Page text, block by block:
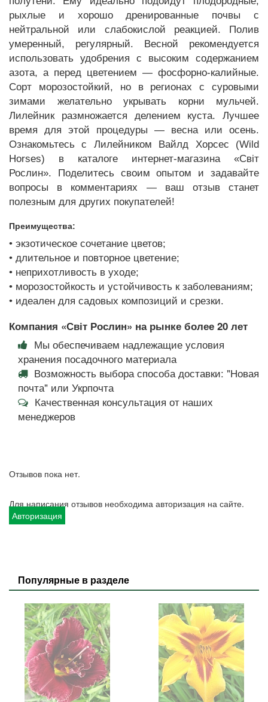
рыхлые и хорошо дренированные почвы с
нейтральной или слабокислой реакцией. Полив
умеренный, регулярный. Весной рекомендуется
использовать удобрения с высоким содержанием
азота, а перед цветением — фосфорно-калийные.
Сорт морозостойкий, но в регионах с суровыми
зимами желательно укрывать корни мульчей.
Лилейник размножается делением куста. Лучшее
время для этой процедуры — весна или осень.
Ознакомьтесь с Лилейником Вайлд Хорсес (Wild
Horses) в каталоге интернет-магазина «Світ
Рослин». Поделитесь своим опытом и задавайте
вопросы в комментариях — ваш отзыв станет
полезным для других покупателей!
Преимущества:
• экзотическое сочетание цветов;
• длительное и повторное цветение;
• неприхотливость в уходе;
• морозостойкость и устойчивость к заболеваниям;
• идеален для садовых композиций и срезки.
Компания «Світ Рослин» на рынке более 20 лет
Мы обеспечиваем надлежащие условия
хранения посадочного материала
Возможность выбора способа доставки: "Новая
почта" или Укрпочта
Качественная консультация от наших
менеджеров
Отзывов пока нет.
Для написания отзывов необходима авторизация на сайте.
Авторизация
Популярные в разделе